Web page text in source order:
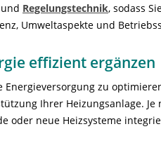
und Regelungstechnik, sodass
Umweltaspekte und
effizient ergänzen
zu
Ihrer Heizungsanlage.
oder neue Heizsysteme